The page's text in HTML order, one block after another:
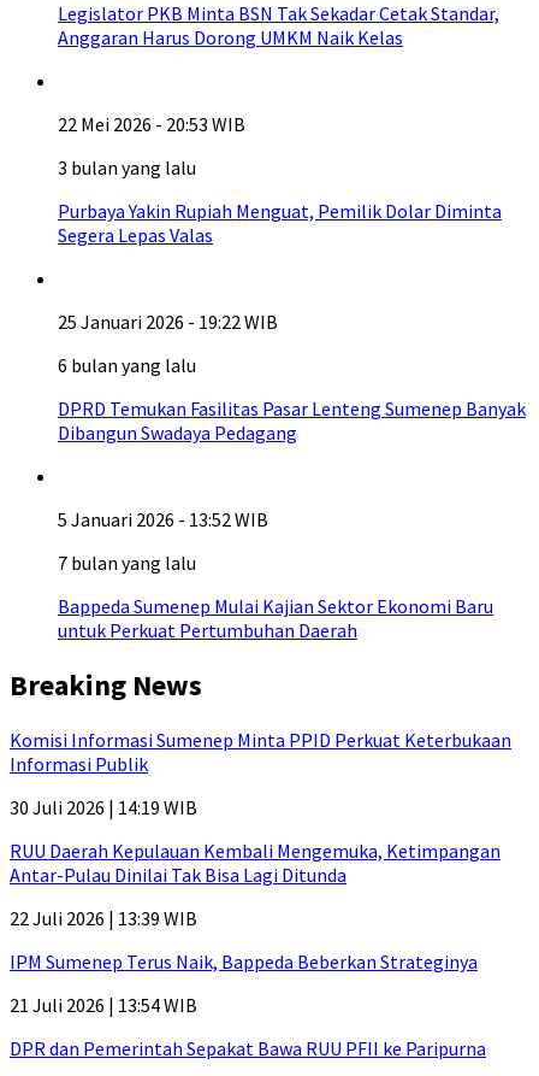
Legislator PKB Minta BSN Tak Sekadar Cetak Standar,
Anggaran Harus Dorong UMKM Naik Kelas
22 Mei 2026 - 20:53 WIB
3 bulan yang lalu
Purbaya Yakin Rupiah Menguat, Pemilik Dolar Diminta
Segera Lepas Valas
25 Januari 2026 - 19:22 WIB
6 bulan yang lalu
DPRD Temukan Fasilitas Pasar Lenteng Sumenep Banyak
Dibangun Swadaya Pedagang
5 Januari 2026 - 13:52 WIB
7 bulan yang lalu
Bappeda Sumenep Mulai Kajian Sektor Ekonomi Baru
untuk Perkuat Pertumbuhan Daerah
Breaking News
Komisi Informasi Sumenep Minta PPID Perkuat Keterbukaan
Informasi Publik
30 Juli 2026 | 14:19 WIB
RUU Daerah Kepulauan Kembali Mengemuka, Ketimpangan
Antar-Pulau Dinilai Tak Bisa Lagi Ditunda
22 Juli 2026 | 13:39 WIB
IPM Sumenep Terus Naik, Bappeda Beberkan Strateginya
21 Juli 2026 | 13:54 WIB
DPR dan Pemerintah Sepakat Bawa RUU PFII ke Paripurna